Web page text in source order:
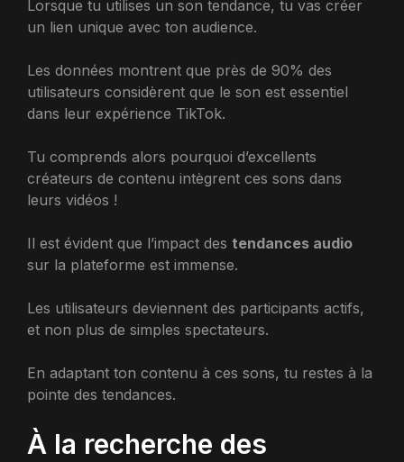
Lorsque tu utilises un son tendance, tu vas créer
un lien unique avec ton audience.
Les données montrent que près de 90% des
utilisateurs considèrent que le son est essentiel
dans leur expérience TikTok.
Tu comprends alors pourquoi d’excellents
créateurs de contenu intègrent ces sons dans
leurs vidéos !
Il est évident que l’impact des tendances audio
sur la plateforme est immense.
Les utilisateurs deviennent des participants actifs,
et non plus de simples spectateurs.
En adaptant ton contenu à ces sons, tu restes à la
pointe des tendances.
À la recherche des